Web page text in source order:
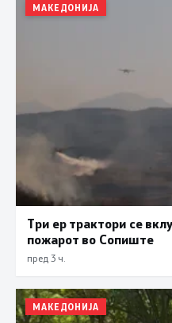
МАКЕДОНИЈА
Три ер трактори се
пожарот во Сопиште
пред 3 ч.
МАКЕДОНИЈА